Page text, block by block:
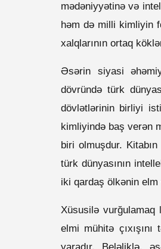
mədəniyyətinə və
həm də milli kimliyin
xalqlarının ortaq
Əsərin siyasi
dövründə türk
dövlətlərinin birliyi
kimliyində baş verən
biri olmuşdur.
türk dünyasının
iki qardaş ölkənin
Xüsusilə vurğulamaq
elmi mühitə